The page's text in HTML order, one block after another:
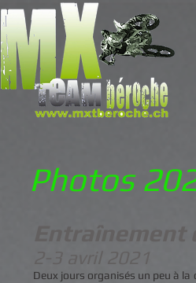
Photos
Entraînement
2-3 avril 2021
Deux jours organisés un peu à